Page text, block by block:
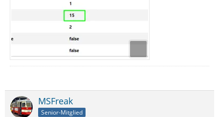
MSFreak
Senior-Mitglied